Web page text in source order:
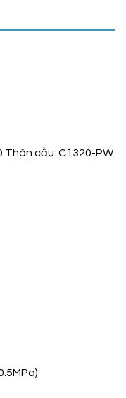
Thân cầu: C1320-PW